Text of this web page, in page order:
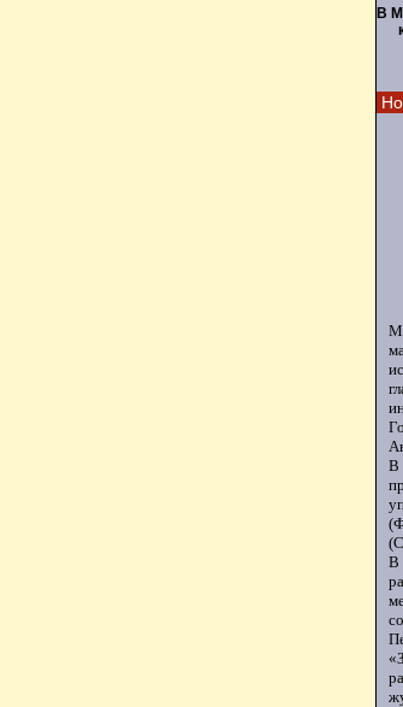
В
В
В